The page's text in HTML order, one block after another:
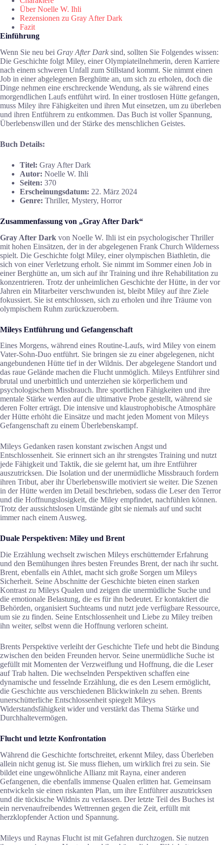
Über Noelle W. Ihli
Rezensionen zu Gray After Dark
Fazit
Einführung
Wenn Sie neu bei Gray After Dark sind, sollten Sie Folgendes wissen:
Die Geschichte folgt Miley, einer Olympiateilnehmerin, deren Karriere
nach einem schweren Unfall zum Stillstand kommt. Sie nimmt einen
Job in einer abgelegenen Berghütte an, um sich zu erholen, doch die
Dinge nehmen eine erschreckende Wendung, als sie während eines
morgendlichen Laufs entführt wird. In einer trostlosen Hütte gefangen,
muss Miley ihre Fähigkeiten und ihren Mut einsetzen, um zu überleben
und ihren Entführern zu entkommen. Das Buch ist voller Spannung,
Überlebenswillen und der Stärke des menschlichen Geistes.
Buch Details:
Titel: Gray After Dark
Autor: Noelle W. Ihli
Seiten: 370
Erscheinungsdatum: 22. März 2024
Genre: Thriller, Mystery, Horror
Zusammenfassung von „Gray After Dark“
Gray After Dark von Noelle W. Ihli ist ein psychologischer Thriller
mit hohen Einsätzen, der in der abgelegenen Frank Church Wilderness
spielt. Die Geschichte folgt Miley, einer olympischen Biathletin, die
sich von einer Verletzung erholt. Sie nimmt im Sommer einen Job in
einer Berghütte an, um sich auf ihr Training und ihre Rehabilitation zu
konzentrieren. Trotz der unheimlichen Geschichte der Hütte, in der vor
Jahren ein Mitarbeiter verschwunden ist, bleibt Miley auf ihre Ziele
fokussiert. Sie ist entschlossen, sich zu erholen und ihre Träume von
olympischem Ruhm zurückzuerobern.
Mileys Entführung und Gefangenschaft
Eines Morgens, während eines Routine-Laufs, wird Miley von einem
Vater-Sohn-Duo entführt. Sie bringen sie zu einer abgelegenen, nicht
angebundenen Hütte tief in der Wildnis. Der abgelegene Standort und
das raue Gelände machen die Flucht unmöglich. Mileys Entführer sind
brutal und unerbittlich und unterziehen sie körperlichem und
psychologischem Missbrauch. Ihre sportlichen Fähigkeiten und ihre
mentale Stärke werden auf die ultimative Probe gestellt, während sie
deren Folter erträgt. Die intensive und klaustrophobische Atmosphäre
der Hütte erhöht die Einsätze und macht jeden Moment von Mileys
Gefangenschaft zu einem Überlebenskampf.
Mileys Gedanken rasen konstant zwischen Angst und
Entschlossenheit. Sie erinnert sich an ihr strengstes Training und nutzt
jede Fähigkeit und Taktik, die sie gelernt hat, um ihre Entführer
auszutricksen. Die Isolation und der unermüdliche Missbrauch fordern
ihren Tribut, aber ihr Überlebenswille motiviert sie weiter. Die Szenen
in der Hütte werden im Detail beschrieben, sodass die Leser den Terror
und die Hoffnungslosigkeit, die Miley empfindet, nachfühlen können.
Trotz der aussichtslosen Umstände gibt sie niemals auf und sucht
immer nach einem Ausweg.
Duale Perspektiven: Miley und Brent
Die Erzählung wechselt zwischen Mileys erschütternder Erfahrung
und den Bemühungen ihres besten Freundes Brent, der nach ihr sucht.
Brent, ebenfalls ein Athlet, macht sich große Sorgen um Mileys
Sicherheit. Seine Abschnitte der Geschichte bieten einen starken
Kontrast zu Mileys Qualen und zeigen die unermüdliche Suche und
die emotionale Belastung, die es für ihn bedeutet. Er kontaktiert die
Behörden, organisiert Suchteams und nutzt jede verfügbare Ressource,
um sie zu finden. Seine Entschlossenheit und Liebe zu Miley treiben
ihn weiter, selbst wenn die Hoffnung verloren scheint.
Brents Perspektive verleiht der Geschichte Tiefe und hebt die Bindung
zwischen den beiden Freunden hervor. Seine unermüdliche Suche ist
gefüllt mit Momenten der Verzweiflung und Hoffnung, die die Leser
auf Trab halten. Die wechselnden Perspektiven schaffen eine
dynamische und fesselnde Erzählung, die es den Lesern ermöglicht,
die Geschichte aus verschiedenen Blickwinkeln zu sehen. Brents
unerschütterliche Entschlossenheit spiegelt Mileys
Widerstandsfähigkeit wider und verstärkt das Thema Stärke und
Durchhaltevermögen.
Flucht und letzte Konfrontation
Während die Geschichte fortschreitet, erkennt Miley, dass Überleben
allein nicht genug ist. Sie muss fliehen, um wirklich frei zu sein. Sie
bildet eine ungewöhnliche Allianz mit Rayna, einer anderen
Gefangenen, die ebenfalls immense Qualen erlitten hat. Gemeinsam
entwickeln sie einen riskanten Plan, um ihre Entführer auszutricksen
und die tückische Wildnis zu verlassen. Der letzte Teil des Buches ist
ein nervenaufreibendes Wettrennen gegen die Zeit, erfüllt mit
herzklopfender Action und Spannung.
Mileys und Raynas Flucht ist mit Gefahren durchzogen. Sie nutzen